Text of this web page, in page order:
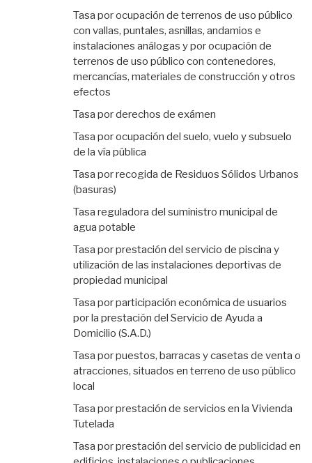
Tasa por ocupación de terrenos de uso público
con vallas, puntales, asnillas, andamios e
instalaciones análogas y por ocupación de
terrenos de uso público con contenedores,
mercancías, materiales de construcción y otros
efectos
Tasa por derechos de exámen
Tasa por ocupación del suelo, vuelo y subsuelo
de la vía pública
Tasa por recogida de Residuos Sólidos Urbanos
(basuras)
Tasa reguladora del suministro municipal de
agua potable
Tasa por prestación del servicio de piscina y
utilización de las instalaciones deportivas de
propiedad municipal
Tasa por participación económica de usuarios
por la prestación del Servicio de Ayuda a
Domicilio (S.A.D.)
Tasa por puestos, barracas y casetas de venta o
atracciones, situados en terreno de uso público
local
Tasa por prestación de servicios en la Vivienda
Tutelada
Tasa por prestación del servicio de publicidad en